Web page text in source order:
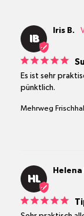
IB
Iris B.
Es ist sehr
pünktlich.
Mehrweg
HL
Helena